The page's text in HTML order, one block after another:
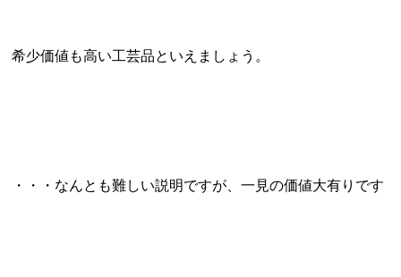
希少価値も高い工芸品といえましょう。
・・・なんとも難しい説明ですが、一見の価値大有りです